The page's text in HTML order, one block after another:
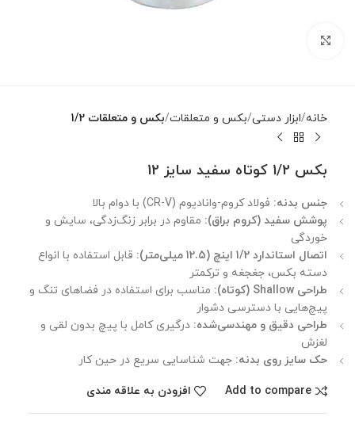
خانه ابزار دستی بکس و متعلقات بکس و متعلقات 1/2
بکس 1/2 کوتاه سفید سایز 12
جنس بدنه: فولاد کروم-وانادیوم (CR-V) با دوام بالا
پوشش سفید (کروم براق): مقاوم در برابر زنگ‌زدگی، سایش و
خوردگی
اتصال استاندارد 1/2 اینچ (12.5 میلی‌متر):
قابل استفاده با انواع
دسته بکس، جغجغه و ترکمتر
طراحی Shallow (کوتاه):
مناسب برای استفاده در فضاهای تنگ و
پیچ‌هایی با دسترسی دشوار
طراحی دقیق و مهندسی‌شده: درگیری کامل با پیچ بدون لقی و
لغزش
حک سایز روی بدنه: جهت شناسایی سریع در حین کار
Add to compare افزودن به علاقه مندی